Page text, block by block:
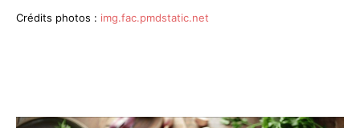
Crédits photos : img.fac.pmdstatic.net